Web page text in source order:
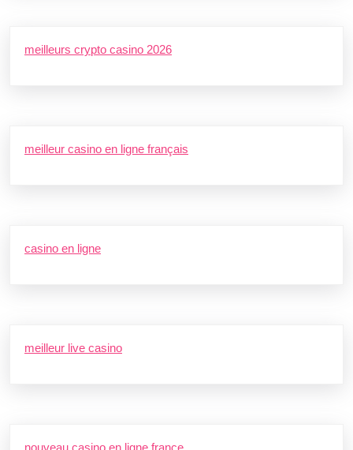
meilleurs crypto casino 2026
meilleur casino en ligne français
casino en ligne
meilleur live casino
nouveau casino en ligne france